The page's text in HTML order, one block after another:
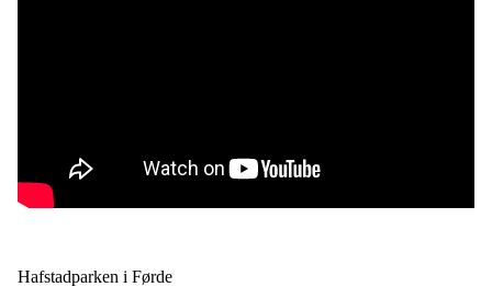
Hafstadparken i Førde